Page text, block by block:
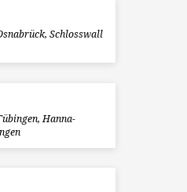
Schlosswall
Hanna-